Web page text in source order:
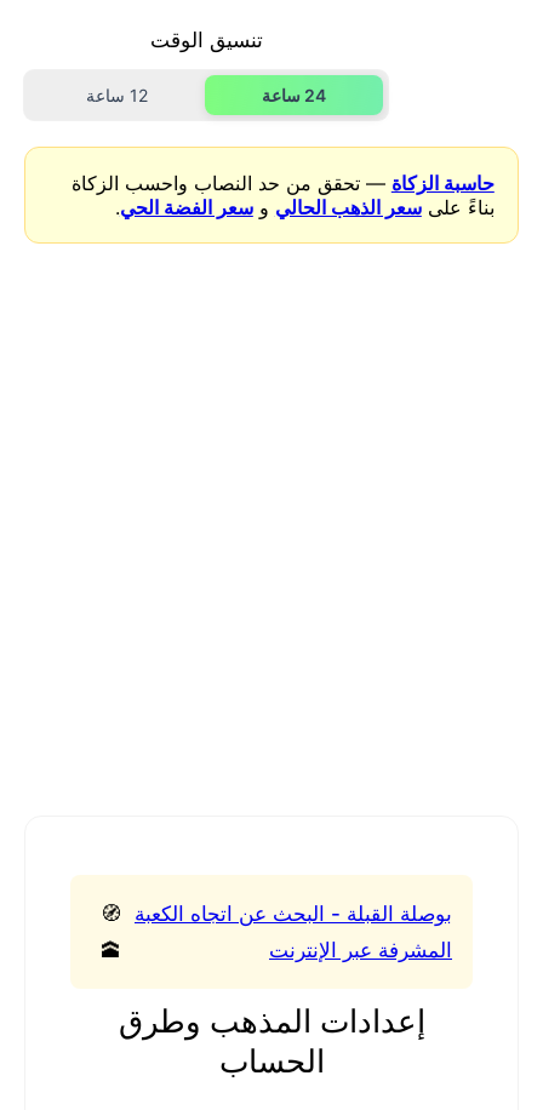
تنسيق الوقت
24 ساعة 12 ساعة
حاسبة الزكاة — تحقق من حد النصاب واحسب الزكاة
بناءً علىسعر الذهب الحالي وسعر الفضة الحي.
بوصلة القبلة - البحث عن اتجاه الكعبة
المشرفة عبر الإنترنت
🧭
🕋
إعدادات المذهب وطرق
الحساب